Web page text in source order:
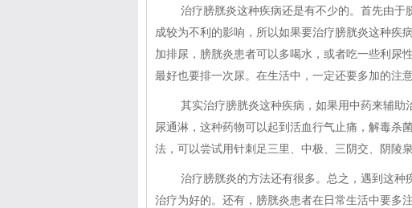
治疗膀胱炎这种疾病还是有不少的。首先由
成较为不利的影响，所以如果要治疗膀胱炎这种疾
加排尿，膀胱炎患者可以多喝水，或者吃一些利尿
最好也要排一次尿。在生活中，一定还要多加的注
其实治疗膀胱炎这种疾病，如果用中药来辅助
尿通淋，这种药物可以起到活血行气止痛，解毒杀
法，可以尝试用针刺足三里、中极、三阴交、阴陵
治疗膀胱炎的方法还有很多。总之，遇到这
治疗为好的。还有，膀胱炎患者在日常生活中要多